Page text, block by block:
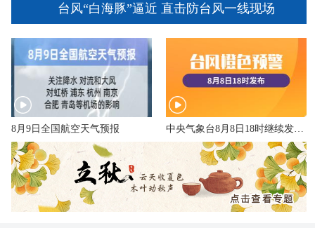
台风“白海豚”逼近 直击防台风一线现场
8月9日全国航空天气预报